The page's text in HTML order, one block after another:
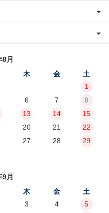
月
木 金
土
1
6 7
8
13 14
15
20 21
22
27 28
29
月
木 金
土
3 4
5